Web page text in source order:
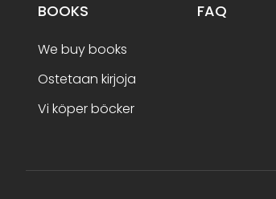
BOOKS
We buy books
Ostetaan kirjoja
Vi köper böcker
FAQ